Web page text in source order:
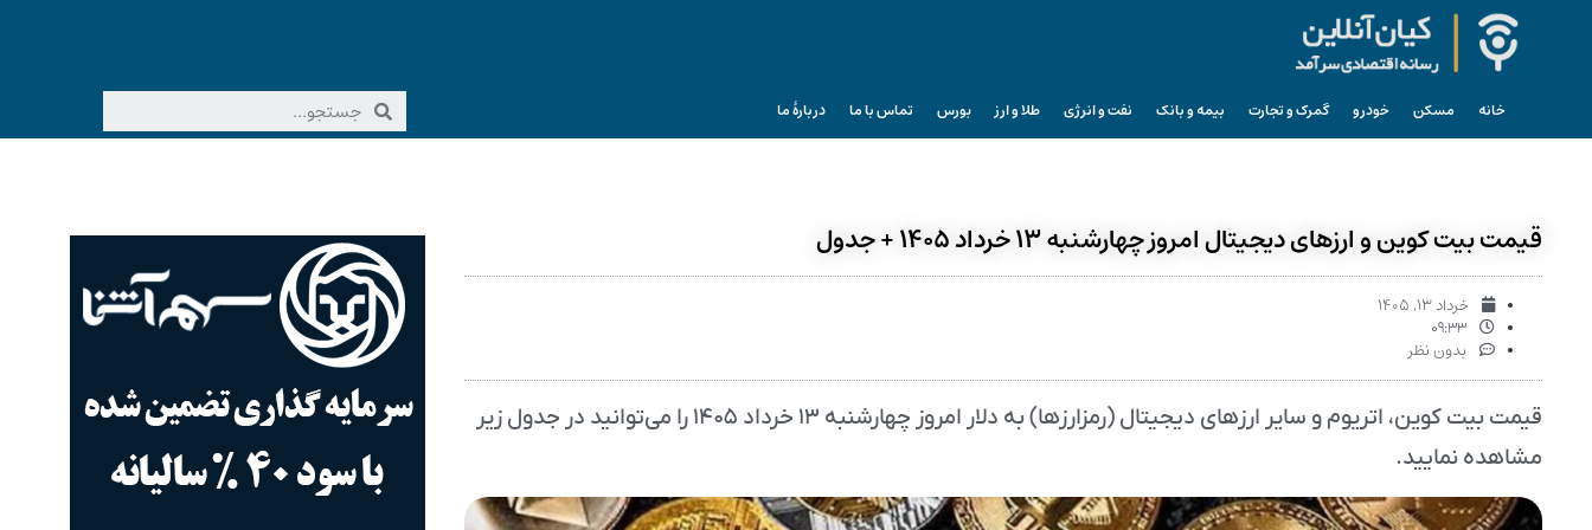
خانه مسکن خودرو گمرک و تجارت بیمه و بانک نفت و انرژی طلا و ارز بورس تماس با ما دربارۀ ما
قیمت بیت کوین و ارز‌های دیجیتال امروز چهارشنبه ۱۳ خرداد ۱۴۰۵ + جدول
خرداد ۱۳, ۱۴۰۵
۰۹:۳۳
بدون نظر
قیمت بیت کوین، اتریوم و سایر ارز‌های دیجیتال (رمزارزها) به دلار امروز چهارشنبه ۱۳ خرداد ۱۴۰۵ را می‌توانید در جدول زیر
مشاهده نمایید.